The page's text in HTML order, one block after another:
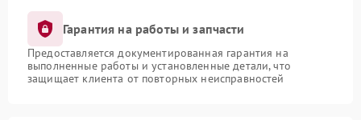
Гарантия на работы и запчасти
Предоставляется документированная гарантия на
выполненные работы и установленные детали, что
защищает клиента от повторных неисправностей